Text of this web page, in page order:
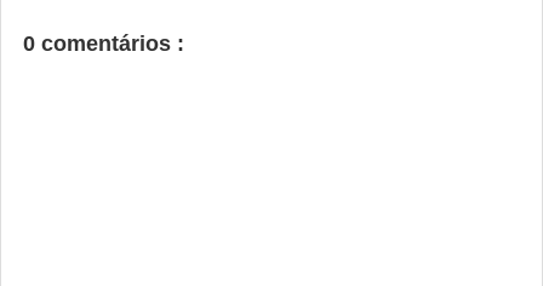
0 comentários :